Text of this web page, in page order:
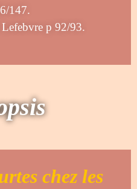
147.
p 92/93.
chez les